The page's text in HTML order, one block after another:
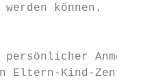
können.
Eltern-Kind-